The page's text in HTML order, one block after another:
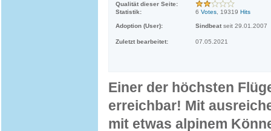
Qualität dieser Seite:
Statistik:
6 Votes , 19319 Hits
Adoption (User): Sindbeat seit 29.01.2007
Zuletzt bearbeitet: 07.05.2021
Einer der höchsten
erreichbar! Mit
mit etwas alpinem